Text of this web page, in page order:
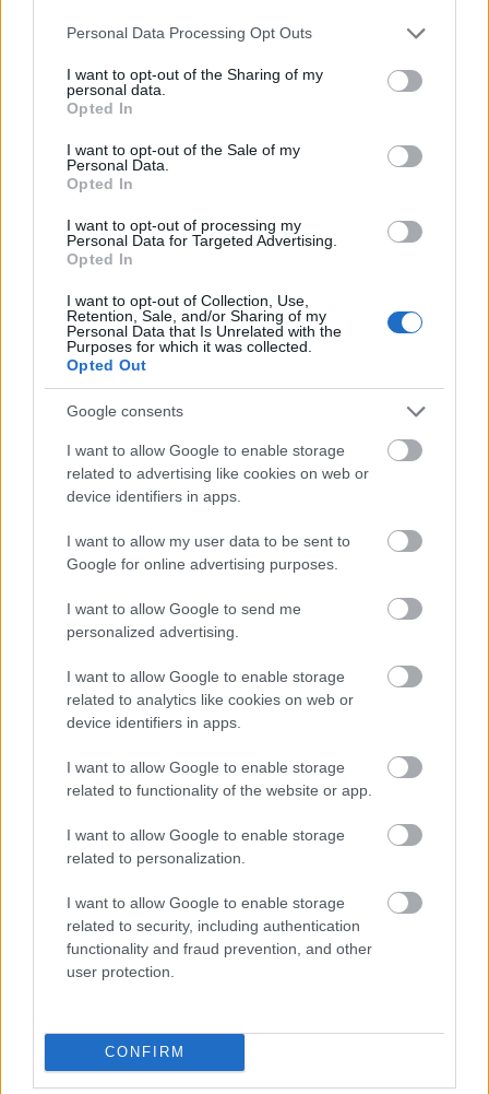
Please note that this website/app uses one or more Google
not limited to your visit or usage behaviour. You may click to
grant or deny consent to Google and its third-party tags to
use your data for below specified purposes in below Google
consent section.
Personal Data Processing Opt Outs
I want to opt-out of the Sharing of my
personal data.
Opted In
I want to opt-out of the Sale of my
Personal Data.
Opted In
I want to opt-out of processing my
Personal Data for Targeted Advertising.
Opted In
I want to opt-out of Collection, Use,
Retention, Sale, and/or Sharing of my
Personal Data that Is Unrelated with the
Purposes for which it was collected.
Opted Out
Google consents
I want to allow Google to enable storage
related to advertising like cookies on web or
device identifiers in apps.
I want to allow my user data to be sent to
Google for online advertising purposes.
I want to allow Google to send me
personalized advertising.
I want to allow Google to enable storage
related to analytics like cookies on web or
device identifiers in apps.
I want to allow Google to enable storage
related to functionality of the website or app.
I want to allow Google to enable storage
related to personalization.
I want to allow Google to enable storage
related to security, including authentication
functionality and fraud prevention, and other
user protection.
CONFIRM
passzoló propagandafilmmel igyekezett
szórakoztatni a népet, addig Hongkongban
ugyanakkor egy könnyed, a klasszikus kungfu mozik
összes kellékét tartalmazó igazi nyári mozival…
A The Great Magician és a Wrong
Wostry Ferenc• 2011. augusztus 19.
főszereplésével készült filmje első blikkre a
kilencvenes évek hongkongi un. wire-fu filmjeit idézi,
eszembe. Egyszóval már ettől a rövid trailertől is
ráizgultam (sic!). Természetesen Lau Ching…